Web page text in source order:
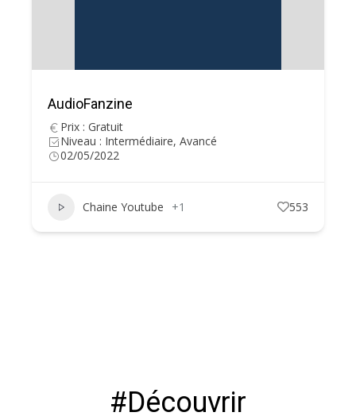
AudioFanzine
Prix : Gratuit
Niveau : Intermédiaire, Avancé
02/05/2022
Chaine Youtube +1 553
#Découvrir